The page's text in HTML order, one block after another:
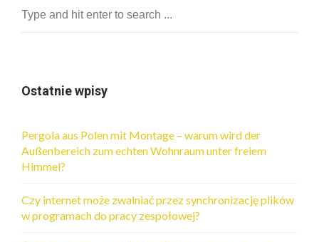
Ostatnie wpisy
Pergola aus Polen mit Montage – warum wird der
Außenbereich zum echten Wohnraum unter freiem
Himmel?
Czy internet może zwalniać przez synchronizację plików
w programach do pracy zespołowej?